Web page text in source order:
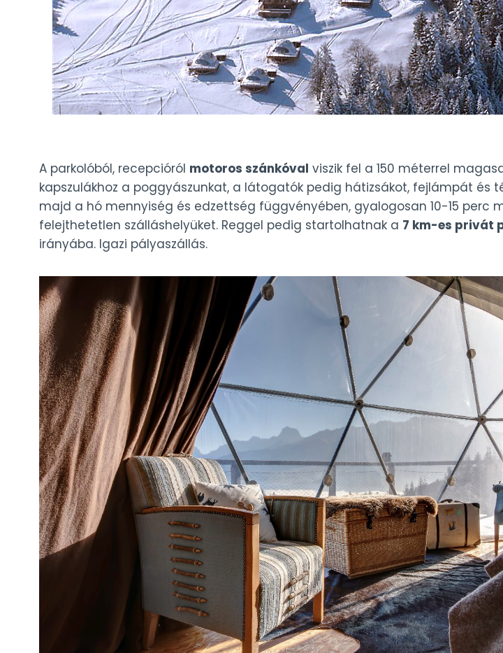
A parkolóból, recepcióról motoros szánkóval viszik fel a 150 méterrel
kapszulákhoz a poggyászunkat, a látogatók pedig hátizsákot, fejlámpát és
majd a hó mennyiség és edzettség függvényében, gyalogosan 10-15 perc
felejthetetlen szálláshelyüket. Reggel pedig startolhatnak a 7 km-es privát
irányába. Igazi pályaszállás.